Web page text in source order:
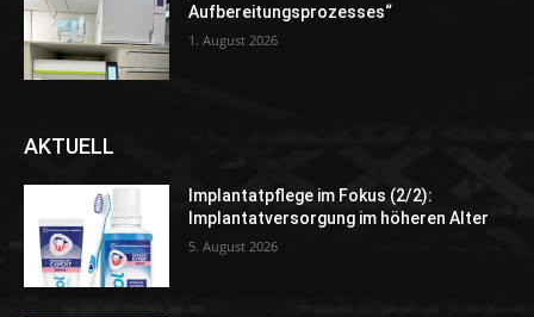
Aufbereitungsprozesses“
1. August 2026
AKTUELL
Implantatpflege im Fokus (2/2):
Implantatversorgung im höheren Alter
5. August 2026